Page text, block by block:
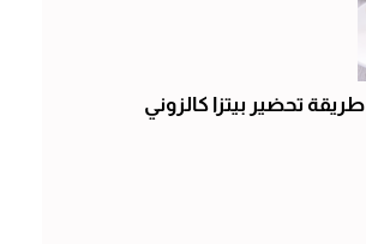
طريقة تحضير بيتزا كالزوني